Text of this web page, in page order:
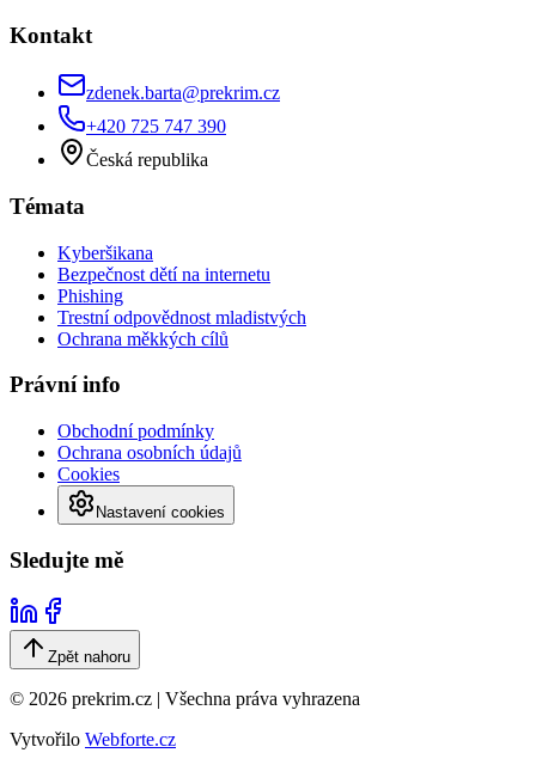
Kontakt
zdenek.barta@prekrim.cz
+420 725 747 390
Česká republika
Témata
Kyberšikana
Bezpečnost dětí na internetu
Phishing
Trestní odpovědnost mladistvých
Ochrana měkkých cílů
Právní info
Obchodní podmínky
Ochrana osobních údajů
Cookies
Nastavení cookies
Sledujte mě
Zpět nahoru
© 2026 prekrim.cz | Všechna práva vyhrazena
Vytvořilo Webforte.cz